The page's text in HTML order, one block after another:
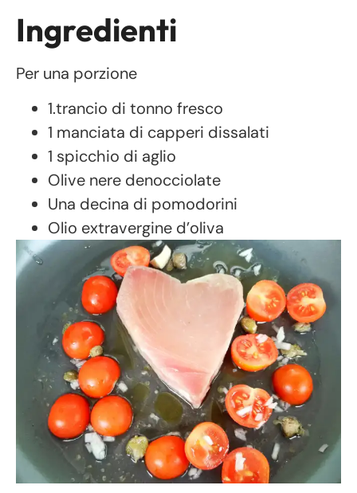
Ingredienti
Per una porzione
1.trancio di tonno fresco
1 manciata di capperi dissalati
1 spicchio di aglio
Olive nere denocciolate
Una decina di pomodorini
Olio extravergine d’oliva